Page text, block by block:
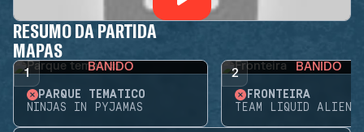
RESUMO DA PARTIDA
MAPAS
1 BANIDO
PARQUE TEMÁTICO
NINJAS IN PYJAMAS
2 BANIDO
FRONTEIRA
TEAM LIQUID